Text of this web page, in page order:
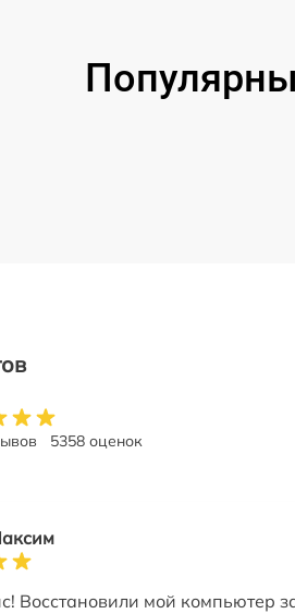
5358 оценок
Восстановили мой компьютер